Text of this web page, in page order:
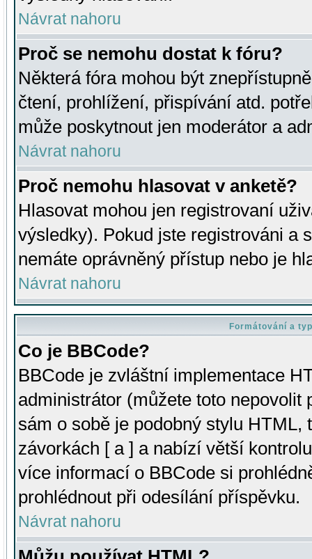
Návrat nahoru
Proč se nemohu dostat k fóru?
Některá fóra mohou být
čtení, prohlížení, přispívání atd.
může poskytnout jen moderátor a
Návrat nahoru
Proč nemohu hlasovat v anketě?
Hlasovat mohou jen registrovaní
výsledky). Pokud jste registrováni a
nemáte oprávněný přístup nebo je
Návrat nahoru
Formátování a
Co je BBCode?
BBCode je zvláštní implementace
administrátor (můžete toto
sám o sobě je podobný stylu HTML,
závorkách [ a ] a nabízí větší
více informací o BBCode si
prohlédnout při odesílání příspěvku.
Návrat nahoru